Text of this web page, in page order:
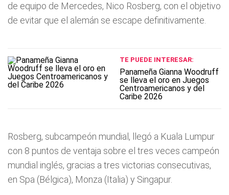
de equipo de Mercedes, Nico Rosberg, con el objetivo
de evitar que el alemán se escape definitivamente.
TE PUEDE INTERESAR:
Panameña Gianna Woodruff
se lleva el oro en Juegos
Centroamericanos y del
Caribe 2026
Rosberg, subcampeón mundial, llegó a Kuala Lumpur
con 8 puntos de ventaja sobre el tres veces campeón
mundial inglés, gracias a tres victorias consecutivas,
en Spa (Bélgica), Monza (Italia) y Singapur.